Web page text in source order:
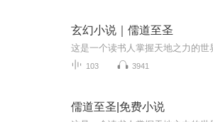
玄幻小说｜儒道至圣
103 3941
儒道至圣|免费小说